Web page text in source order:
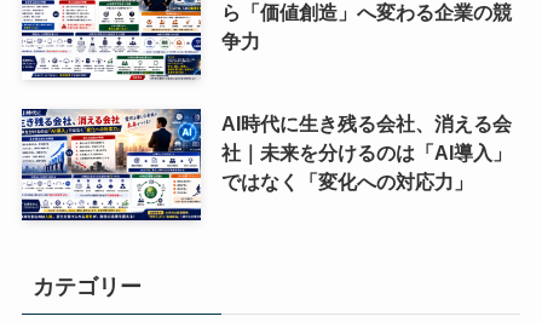
ら「価値創造」へ変わる企業の競
争力
AI時代に生き残る会社、消える会
社｜未来を分けるのは「AI導入」
ではなく「変化への対応力」
カテゴリー